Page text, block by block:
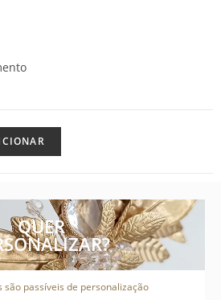
QUER
são passíveis de personalização